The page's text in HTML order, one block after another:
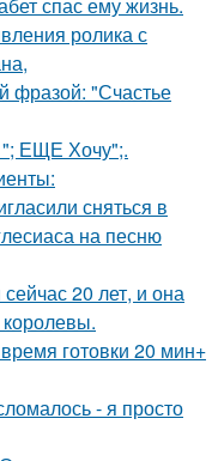
ролика с
фразой: "Счастье
"; ЕЩЕ Хочу";.
сняться в
на песню
20 лет, и она
королевы.
готовки 20 мин+
- я просто